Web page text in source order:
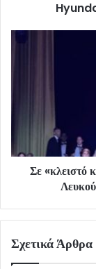
Σε «κλειστό
Σχετικά Άρθρα